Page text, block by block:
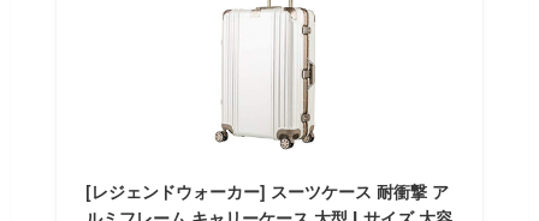
[レジェンドウォーカー] スーツケース 耐衝撃 ア